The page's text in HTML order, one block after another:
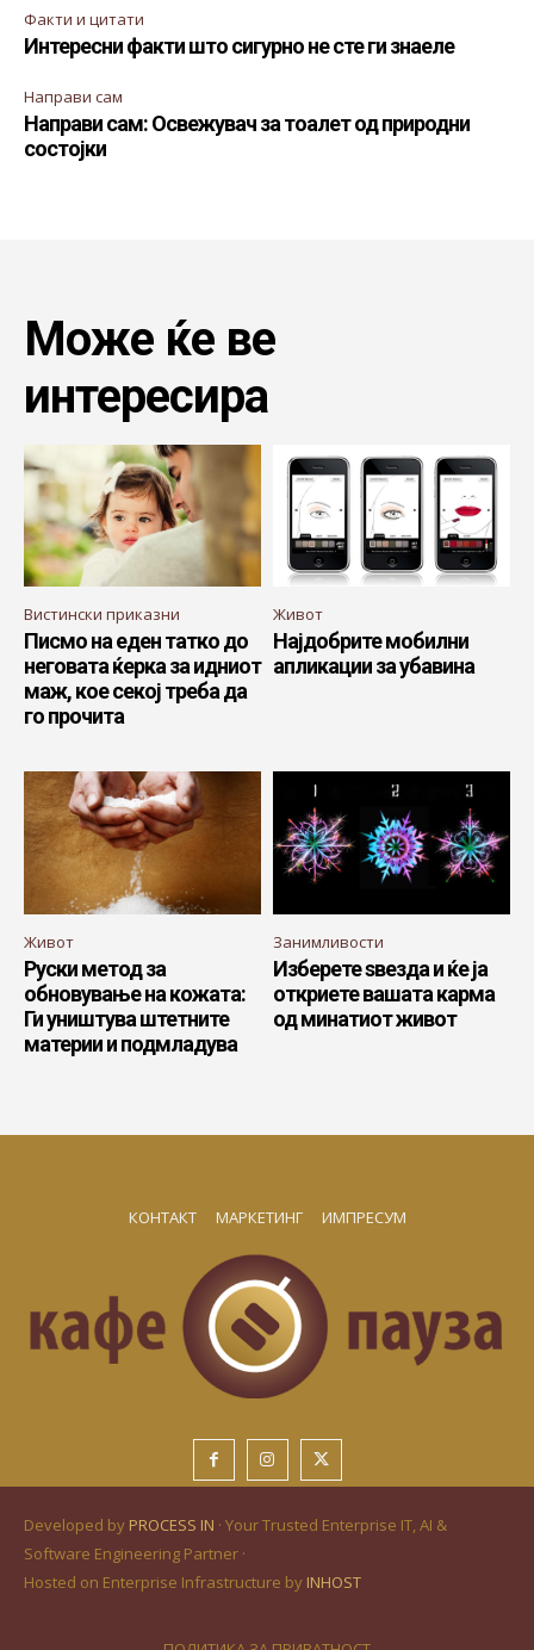
Факти и цитати
Интересни факти што сигурно не сте ги знаеле
Направи сам
Направи сам: Освежувач за тоалет од природни
состојки
Може ќе ве
интересира
Вистински приказни
Писмо на еден татко до
неговата ќерка за идниот
маж, кое секој треба да
го прочита
Живот
Најдобрите мобилни
апликации за убавина
Живот
Руски метод за
обновување на кожата:
Ги уништува штетните
материи и подмладува
Занимливости
Изберете ѕвезда и ќе ја
откриете вашата карма
од минатиот живот
КОНТАКТ МАРКЕТИНГ ИМПРЕСУМ
Developed by PROCESS IN · Your Trusted Enterprise IT, AI &
Software Engineering Partner ·
Hosted on Enterprise Infrastructure by INHOST